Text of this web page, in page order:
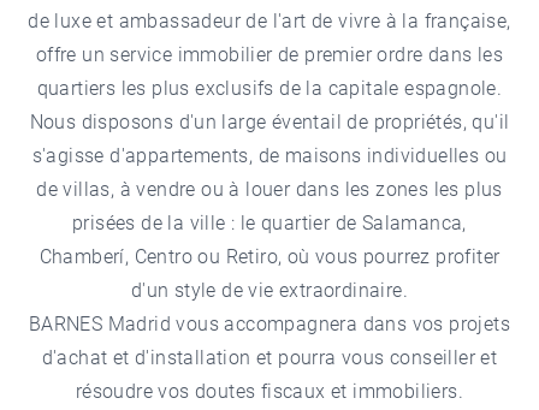
de luxe et ambassadeur de l'art de vivre à la française,
offre un service immobilier de premier ordre dans les
quartiers les plus exclusifs de la capitale espagnole.
Nous disposons d'un large éventail de propriétés, qu'il
s'agisse d'appartements, de maisons individuelles ou
de villas, à vendre ou à louer dans les zones les plus
prisées de la ville : le quartier de Salamanca,
Chamberí, Centro ou Retiro, où vous pourrez profiter
d'un style de vie extraordinaire.
BARNES Madrid vous accompagnera dans vos projets
d'achat et d'installation et pourra vous conseiller et
résoudre vos doutes fiscaux et immobiliers.